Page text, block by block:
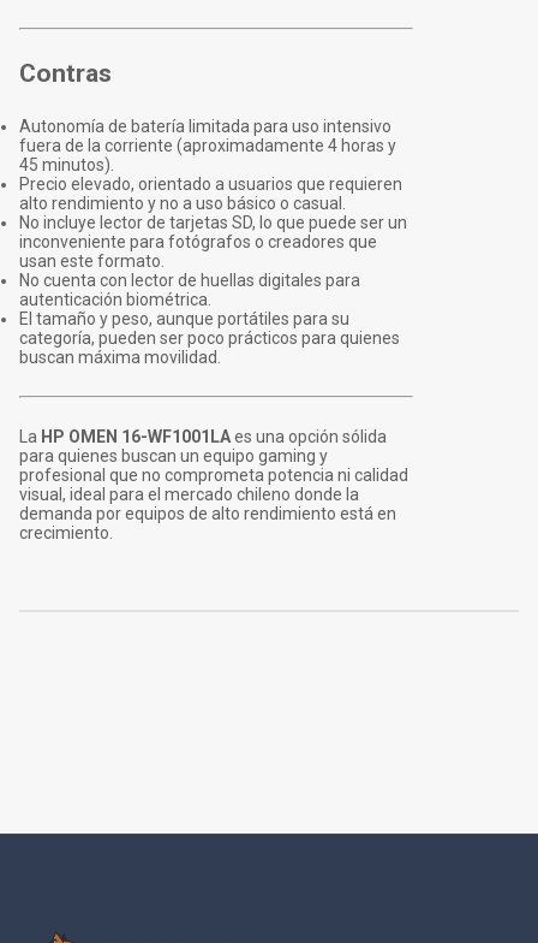
Contras
Autonomía de batería limitada para uso intensivo
fuera de la corriente (aproximadamente 4 horas y
45 minutos).
Precio elevado, orientado a usuarios que requieren
alto rendimiento y no a uso básico o casual.
No incluye lector de tarjetas SD, lo que puede ser un
inconveniente para fotógrafos o creadores que
usan este formato.
No cuenta con lector de huellas digitales para
autenticación biométrica.
El tamaño y peso, aunque portátiles para su
categoría, pueden ser poco prácticos para quienes
buscan máxima movilidad.
La HP OMEN 16-WF1001LAes una opción sólida
para quienes buscan un equipo gaming y
profesional que no comprometa potencia ni calidad
visual, ideal para el mercado chileno donde la
demanda por equipos de alto rendimiento está en
crecimiento.